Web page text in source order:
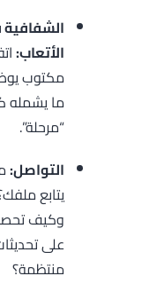
الأتعاب:
مكتوب
ما يشمله
“مرحلة”.
التواصل:
يتابع
وكيف
على
منتظمة؟